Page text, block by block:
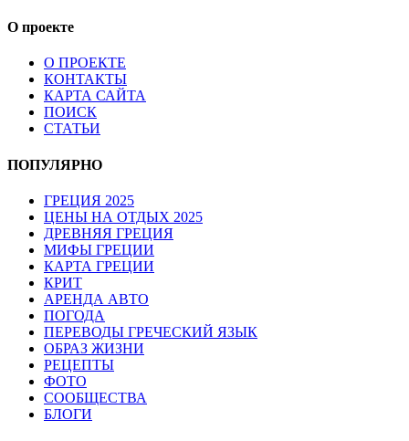
О проекте
О ПРОЕКТЕ
КОНТАКТЫ
КАРТА САЙТА
ПОИСК
СТАТЬИ
ПОПУЛЯРНО
ГРЕЦИЯ 2025
ЦЕНЫ НА ОТДЫХ 2025
ДРЕВНЯЯ ГРЕЦИЯ
МИФЫ ГРЕЦИИ
КАРТА ГРЕЦИИ
КРИТ
АРЕНДА АВТО
ПОГОДА
ПЕРЕВОДЫ ГРЕЧЕСКИЙ ЯЗЫК
ОБРАЗ ЖИЗНИ
РЕЦЕПТЫ
ФОТО
СООБЩЕСТВА
БЛОГИ